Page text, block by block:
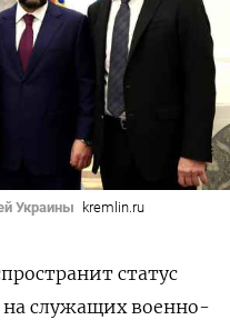
Украины kremlin.ru
статус
на служащих военно-